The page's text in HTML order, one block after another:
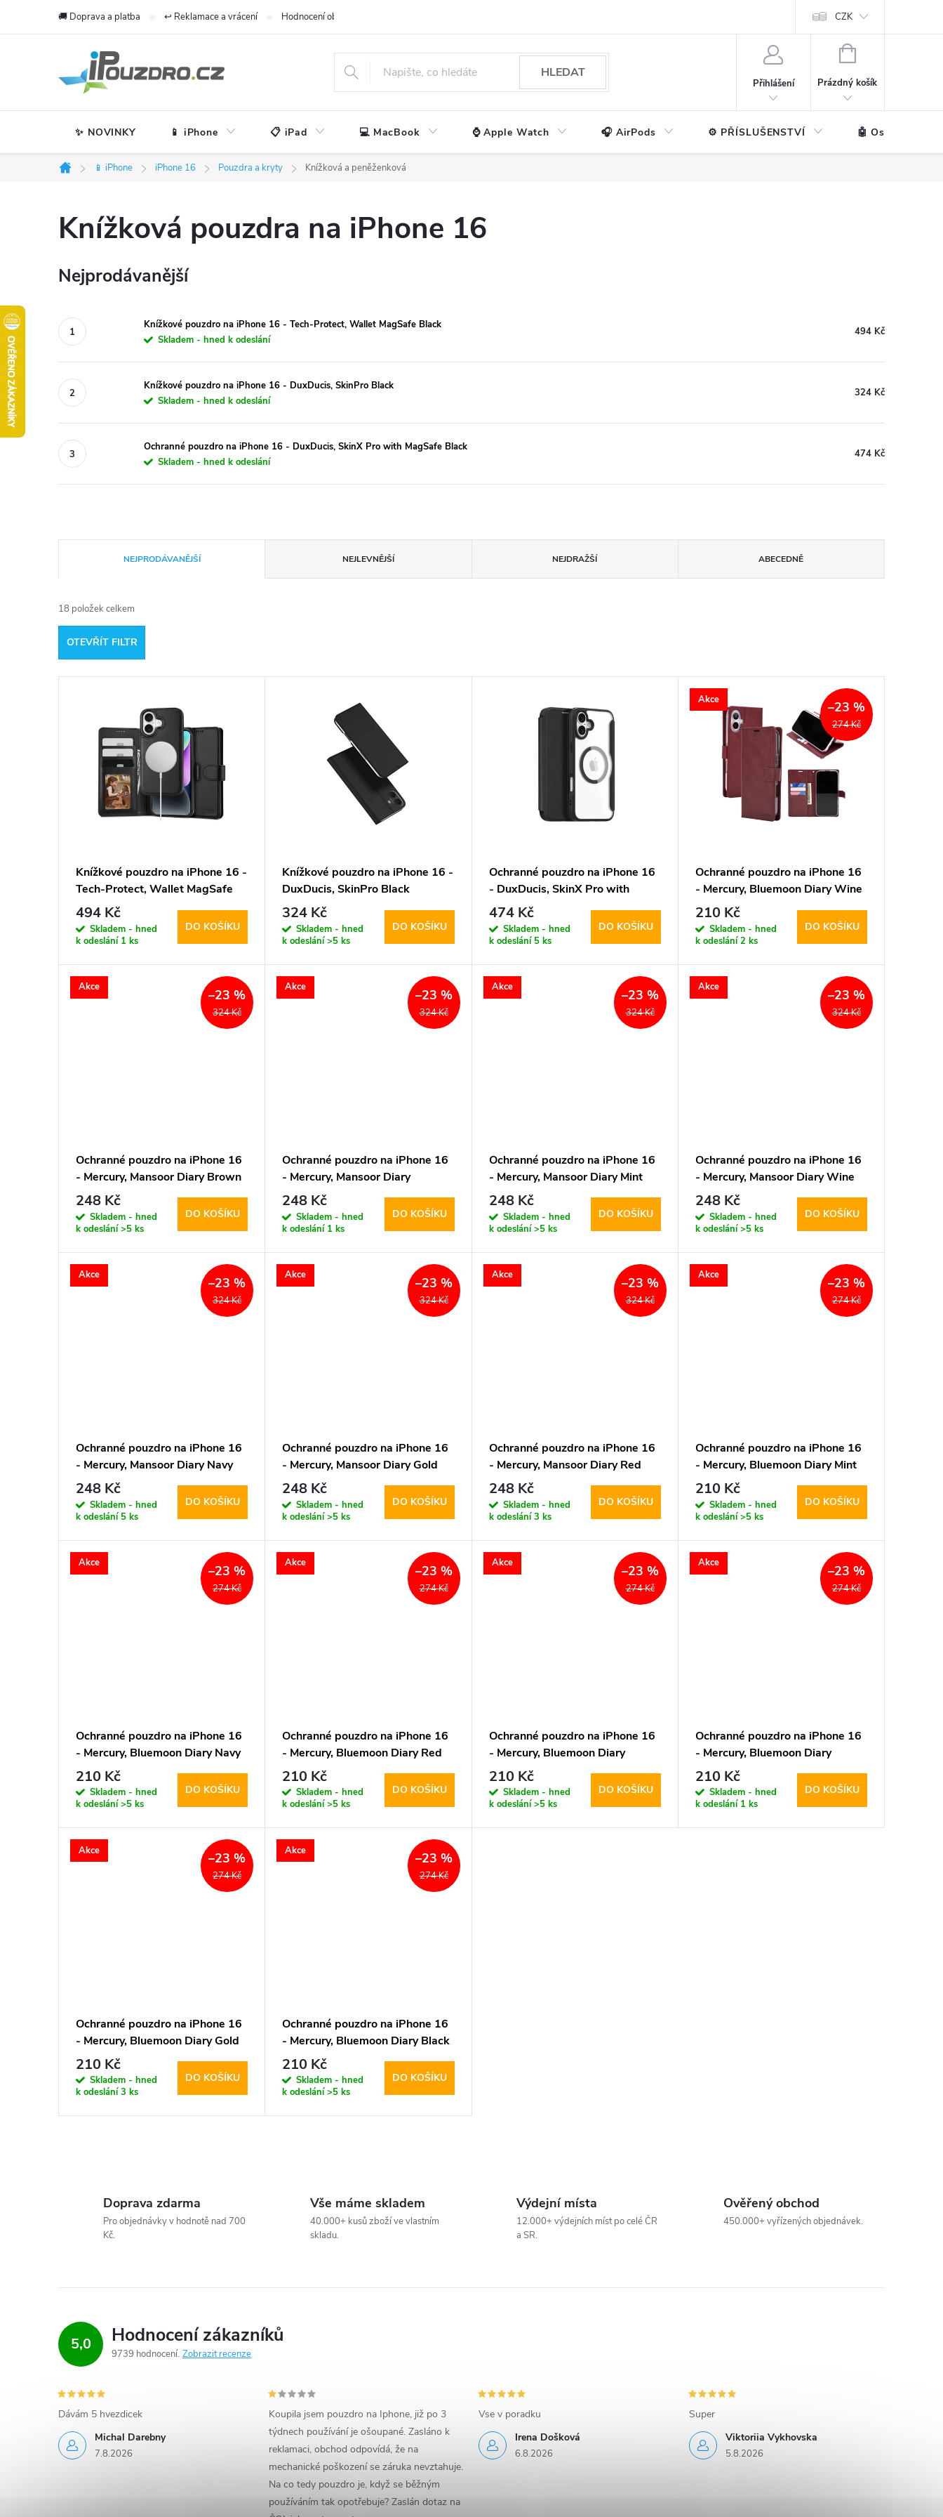
🚚 Doprava a platba ↩️ Reklamace a vrácení Hodnocení obchodu CZK
HLEDAT
Přihlášení
NÁKUPNÍ
Prázdný košík
✨ NOVINKY 📱 iPhone 📋 iPad 💻 MacBook ⌚ Apple Watch 🎧 AirPods ⚙️ PŘÍSLUŠENSTVÍ 🤖 Ostatní
Domů
📱 iPhone iPhone 16 Pouzdra a kryty Knížková a peněženková
Knížková pouzdra na iPhone 16
Nejprodávanější
Knížkové pouzdro na iPhone 16 - Tech-Protect, Wallet MagSafe Black
Skladem - hned k odeslání
494 Kč
Knížkové pouzdro na iPhone 16 - DuxDucis, SkinPro Black
Skladem - hned k odeslání
324 Kč
Ochranné pouzdro na iPhone 16 - DuxDucis, SkinX Pro with MagSafe Black
Skladem - hned k odeslání
474 Kč
a
z
e
t
NEJPRODÁVANĚJŠÍ NEJLEVNĚJŠÍ NEJDRAŽŠÍ ABECEDNĚ
18 položek celkem
OTEVŘÍT FILTR
d
u
Knížkové pouzdro na iPhone 16 -
Tech-Protect, Wallet MagSafe
Black
494 Kč
Skladem - hned
k odeslání 1 ks
DO KOŠÍKU
Knížkové pouzdro na iPhone 16 -
DuxDucis, SkinPro Black
324 Kč
Skladem - hned
k odeslání>5 ks
DO KOŠÍKU
Ochranné pouzdro na iPhone 16
- DuxDucis, SkinX Pro with
MagSafe Black
474 Kč
Skladem - hned
k odeslání 5 ks
DO KOŠÍKU
Akce
274 Kč
–23 %
Ochranné pouzdro na iPhone 16
- Mercury, Bluemoon Diary Wine
210 Kč
Skladem - hned
k odeslání2 ks
DO KOŠÍKU
Akce
324 Kč
–23 %
Ochranné pouzdro na iPhone 16
- Mercury, Mansoor Diary Brown
248 Kč
Skladem - hned
k odeslání>5 ks
DO KOŠÍKU
Akce
324 Kč
–23 %
Ochranné pouzdro na iPhone 16
- Mercury, Mansoor Diary
HotPink
248 Kč
Skladem - hned
k odeslání 1 ks
DO KOŠÍKU
Akce
324 Kč
–23 %
Ochranné pouzdro na iPhone 16
- Mercury, Mansoor Diary Mint
248 Kč
Skladem - hned
k odeslání>5 ks
DO KOŠÍKU
Akce
324 Kč
–23 %
Ochranné pouzdro na iPhone 16
- Mercury, Mansoor Diary Wine
248 Kč
Skladem - hned
k odeslání>5 ks
DO KOŠÍKU
Akce
324 Kč
–23 %
Ochranné pouzdro na iPhone 16
- Mercury, Mansoor Diary Navy
248 Kč
Skladem - hned
k odeslání 5 ks
DO KOŠÍKU
Akce
324 Kč
–23 %
Ochranné pouzdro na iPhone 16
- Mercury, Mansoor Diary Gold
248 Kč
Skladem - hned
k odeslání>5 ks
DO KOŠÍKU
Akce
324 Kč
–23 %
Ochranné pouzdro na iPhone 16
- Mercury, Mansoor Diary Red
248 Kč
Skladem - hned
k odeslání3 ks
DO KOŠÍKU
Akce
274 Kč
–23 %
Ochranné pouzdro na iPhone 16
- Mercury, Bluemoon Diary Mint
210 Kč
Skladem - hned
k odeslání>5 ks
DO KOŠÍKU
Akce
274 Kč
–23 %
Ochranné pouzdro na iPhone 16
- Mercury, Bluemoon Diary Navy
210 Kč
Skladem - hned
k odeslání>5 ks
DO KOŠÍKU
Akce
274 Kč
–23 %
Ochranné pouzdro na iPhone 16
- Mercury, Bluemoon Diary Red
210 Kč
Skladem - hned
k odeslání>5 ks
DO KOŠÍKU
Akce
274 Kč
–23 %
Ochranné pouzdro na iPhone 16
- Mercury, Bluemoon Diary
Brown
210 Kč
Skladem - hned
k odeslání>5 ks
DO KOŠÍKU
Akce
274 Kč
–23 %
Ochranné pouzdro na iPhone 16
- Mercury, Bluemoon Diary
HotPink
210 Kč
Skladem - hned
k odeslání 1 ks
DO KOŠÍKU
Akce
274 Kč
–23 %
Ochranné pouzdro na iPhone 16
- Mercury, Bluemoon Diary Gold
210 Kč
Skladem - hned
k odeslání3 ks
DO KOŠÍKU
Akce
274 Kč
–23 %
Ochranné pouzdro na iPhone 16
- Mercury, Bluemoon Diary Black
210 Kč
Skladem - hned
k odeslání>5 ks
DO KOŠÍKU
d
c
í
p
r
v
Doprava zdarma
Pro objednávky v hodnotě nad 700
Kč.
Vše máme skladem
40.000+ kusů zboží ve vlastním
skladu.
Výdejní místa
12.000+ výdejních míst po celé ČR
a SR.
Ověřený obchod
450.000+ vyřízených objednávek.
5,0 Hodnocení zákazníků
9739 hodnocení Zobrazit recenze
Michal Darebny
7.8.2026
Dávám 5 hvezdicek
Koupila jsem pouzdro na Iphone, již po 3
týdnech používání je ošoupané. Zasláno k
reklamaci, obchod odpovídá, že na
mechanické poškození se záruka nevztahuje.
Na co tedy pouzdro je, když se běžným
používáním tak opotřebuje? Zaslán dotaz na
Irena Došková
6.8.2026
Vse v poradku
Viktoriia Vykhovska
5.8.2026
Super